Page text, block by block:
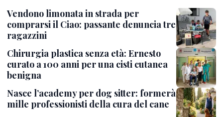
Vendono limonata in strada per
comprarsi il Ciao: passante denuncia tre
ragazzini
Chirurgia plastica senza età: Ernesto
curato a 100 anni per una cisti cutanea
benigna
Nasce l’academy per dog sitter: formerà
mille professionisti della cura del cane